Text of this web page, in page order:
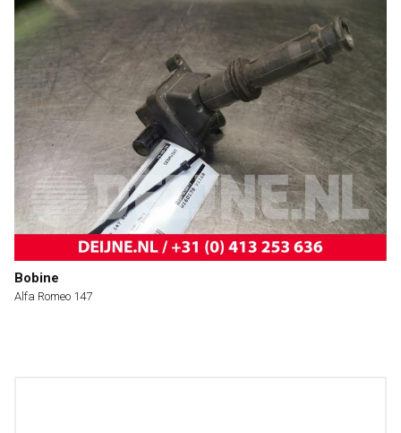
Bobine
Alfa Romeo 147